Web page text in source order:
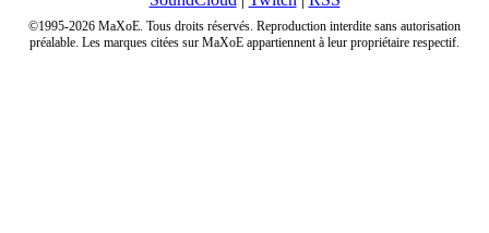
©1995-2026 MaXoE. Tous droits réservés. Reproduction interdite sans autorisation
préalable. Les marques citées sur MaXoE appartiennent à leur propriétaire respectif.